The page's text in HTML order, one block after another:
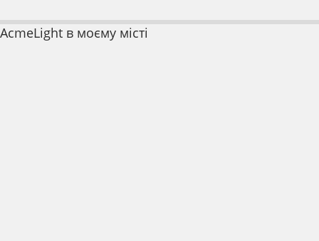
AcmeLight в моєму місті